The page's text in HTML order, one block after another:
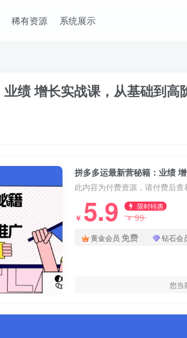
稀有资源 系统展示
绩 增长实战课，从基础到高
此内容为付费资源，请付费后查
￥ 5.9 限时特惠
￥99
黄金会员 免费 钻石会
您当